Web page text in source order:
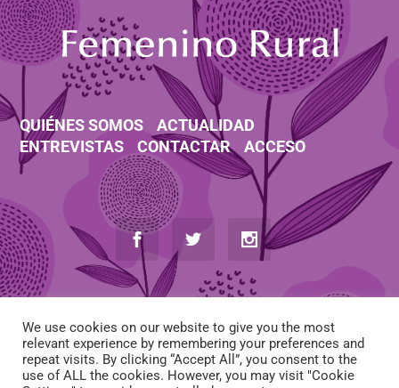
QUIÉNES SOMOS
ACTUALIDAD
ENTREVISTAS
CONTACTAR ACCESO
AVISO LEGAL-POLÍTICA DE COOKIES-POLÍTICA DE PRIVACIDAD
We use cookies on our website to give you the most
relevant experience by remembering your preferences and
repeat visits. By clicking “Accept All”, you consent to the
use of ALL the cookies. However, you may visit "Cookie